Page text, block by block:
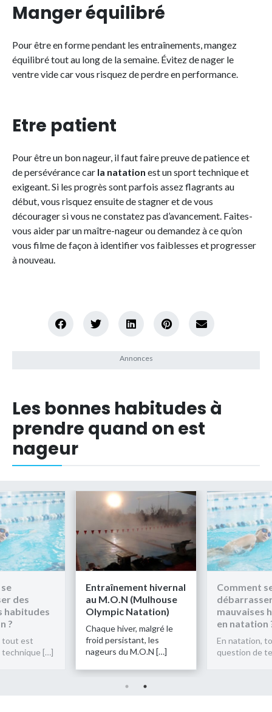
Manger équilibré
Pour être en forme pendant les entraînements, mangez
équilibré tout au long de la semaine. Évitez de nager le
ventre vide car vous risquez de perdre en performance.
Etre patient
Pour être un bon nageur, il faut faire preuve de patience et
de persévérance car la natation est un sport technique et
exigeant. Si les progrès sont parfois assez flagrants au
début, vous risquez ensuite de stagner et de vous
décourager si vous ne constatez pas d’avancement. Faites-
vous aider par un maître-nageur ou demandez à ce qu’on
vous filme de façon à identifier vos faiblesses et progresser
à nouveau.
Les bonnes habitudes à
prendre quand on est
nageur
des
habitudes
?
tout est
[…]
Entraînement hivernal
au M.O.N (Mulhouse
Olympic Natation)
Chaque hiver, malgré le
froid persistant, les
nageurs du M.O.N […]
Comment
mauvaises
en natation
En natation,
question de